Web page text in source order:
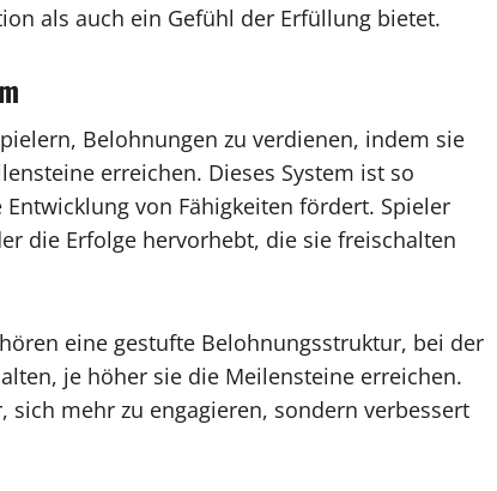
als auch ein Gefühl der Erfüllung bietet.
Belohnungen zu verdienen, indem sie
erreichen. Dieses System ist so
von Fähigkeiten fördert. Spieler
die Erfolge hervorhebt, die sie freischalten
eine gestufte Belohnungsstruktur, bei der
je höher sie die Meilensteine erreichen.
mehr zu engagieren, sondern verbessert